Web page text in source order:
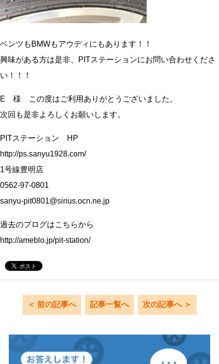
ベンツもBMWもアウディにもあります！！
興味がある方は是非、PITステーションにお問い合わせくださ
い！！！
E 様 この度はご利用ありがとうございました。
次回も是非よろしくお願いします。
PITステーション HP
http://ps.sanyu1928.com/
1号線豊明店
0562-97-0801
sanyu-pit0801@sirius.ocn.ne.jp
過去のブログはこちらから
http://ameblo.jp/pit-station/
＜ 前の記事へ 記事一覧へ 次の記事へ ＞